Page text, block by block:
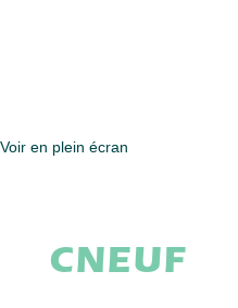
Voir en plein écran
CNEUF